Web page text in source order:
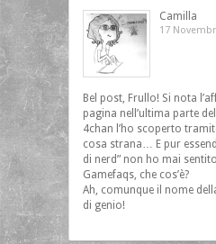
Camilla
17
Bel post, Frullo! Si nota
pagina nell’ultima parte
4chan l’ho scoperto
cosa strana… E pur
di nerd” non ho mai
Gamefaqs, che cos’è?
Ah, comunque il nome
di genio!